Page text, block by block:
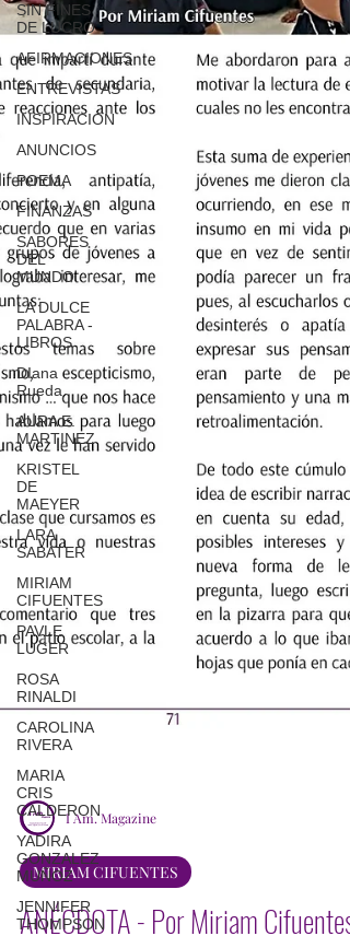
SIN FINES
DE LUCRO
AFIRMACIONES
ENTREVISTAS
INSPIRACION
ANUNCIOS
POEMA
FINANZAS
SABORES
DEL
MUNDO
LA DULCE
PALABRA -
LIBROS
DIana
Rueda
AURA E.
MARTINEZ
KRISTEL
DE
MAEYER
LARA
SABATER
MIRIAM
CIFUENTES
PAVLE
LUGER
ROSA
RINALDI
CAROLINA
RIVERA
MARIA
CRIS
CALDERON
YADIRA
GONZALEZ
MUÑOZ
JENNIFER
THOMPSON
I Am. Magazine
MIRIAM CIFUENTES